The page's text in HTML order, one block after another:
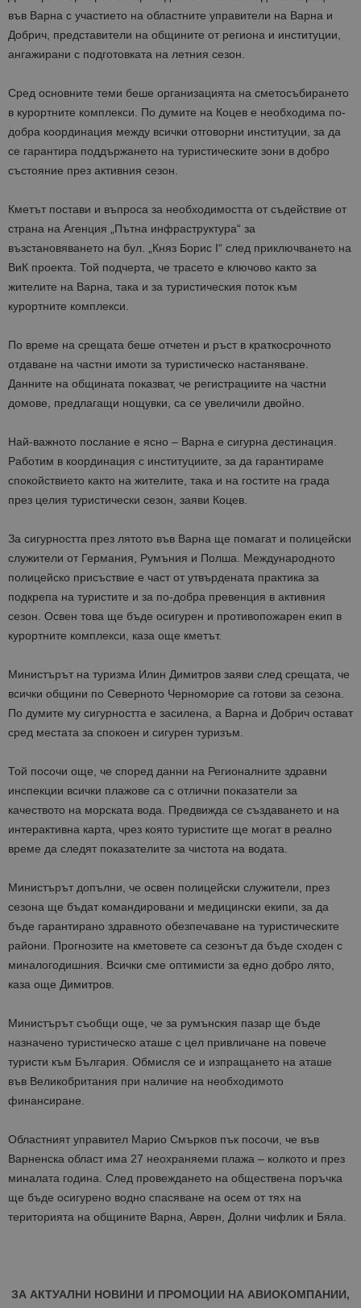
във Варна с участието на областните управители на Варна и
Добрич, представители на общините от региона и институции,
ангажирани с подготовката на летния сезон.
Сред основните теми беше организацията на сметосъбирането
в курортните комплекси. По думите на Коцев е необходима по-
добра координация между всички отговорни институции, за да
се гарантира поддържането на туристическите зони в добро
състояние през активния сезон.
Кметът постави и въпроса за необходимостта от съдействие от
страна на Агенция „Пътна инфраструктура“ за
възстановяването на бул. „Княз Борис I“ след приключването на
ВиК проекта. Той подчерта, че трасето е ключово както за
жителите на Варна, така и за туристическия поток към
курортните комплекси.
По време на срещата беше отчетен и ръст в краткосрочното
отдаване на частни имоти за туристическо настаняване.
Данните на общината показват, че регистрациите на частни
домове, предлагащи нощувки, са се увеличили двойно.
Най-важното послание е ясно – Варна е сигурна дестинация.
Работим в координация с институциите, за да гарантираме
спокойствието както на жителите, така и на гостите на града
през целия туристически сезон, заяви Коцев.
За сигурността през лятото във Варна ще помагат и полицейски
служители от Германия, Румъния и Полша. Международното
полицейско присъствие е част от утвърдената практика за
подкрепа на туристите и за по-добра превенция в активния
сезон. Освен това ще бъде осигурен и противопожарен екип в
курортните комплекси, каза още кметът.
Министърът на туризма Илин Димитров заяви след срещата, че
всички общини по Северното Черноморие са готови за сезона.
По думите му сигурността е засилена, а Варна и Добрич остават
сред местата за спокоен и сигурен туризъм.
Той посочи още, че според данни на Регионалните здравни
инспекции всички плажове са с отлични показатели за
качеството на морската вода. Предвижда се създаването и на
интерактивна карта, чрез която туристите ще могат в реално
време да следят показателите за чистота на водата.
Министърът допълни, че освен полицейски служители, през
сезона ще бъдат командировани и медицински екипи, за да
бъде гарантирано здравното обезпечаване на туристическите
райони. Прогнозите на кметовете са сезонът да бъде сходен с
миналогодишния. Всички сме оптимисти за едно добро лято,
каза още Димитров.
Министърът съобщи още, че за румънския пазар ще бъде
назначено туристическо аташе с цел привличане на повече
туристи към България. Обмисля се и изпращането на аташе
във Великобритания при наличие на необходимото
финансиране.
Областният управител Марио Смърков пък посочи, че във
Варненска област има 27 неохраняеми плажа – колкото и през
миналата година. След провеждането на обществена поръчка
ще бъде осигурено водно спасяване на осем от тях на
територията на общините Варна, Аврен, Долни чифлик и Бяла.
ЗА АКТУАЛНИ НОВИНИ И ПРОМОЦИИ НА АВИОКОМПАНИИ,